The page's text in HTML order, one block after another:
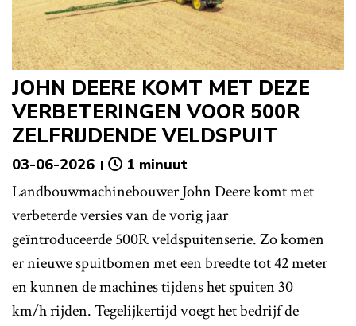
JOHN DEERE KOMT MET DEZE
VERBETERINGEN VOOR 500R
ZELFRIJDENDE VELDSPUIT
03-06-2026 1 minuut
Landbouwmachinebouwer John Deere komt met
verbeterde versies van de vorig jaar
geïntroduceerde 500R veldspuitenserie. Zo komen
er nieuwe spuitbomen met een breedte tot 42 meter
en kunnen de machines tijdens het spuiten 30
km/h rijden. Tegelijkertijd voegt het bedrijf de